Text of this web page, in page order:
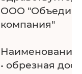
ООО
компания"
Наименование
• обрезная